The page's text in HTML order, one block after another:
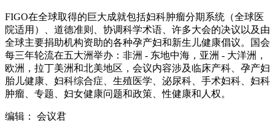
FIGO在全球取得的巨大成就包括妇科肿瘤分期系统（全球医
院适用）、道德准则、协调科学术语、许多大会的决议以及由
全球主要捐助机构资助的各种孕产妇和新生儿健康倡议。国会
每三年轮流在五大洲举办：非洲 - 东地中海，亚洲 - 大洋洲，
欧洲，拉丁美洲和北美地区，会议内容涉及临床产科、孕产妇
胎儿健康、妇科综合症、生殖医学、泌尿科、手术妇科、妇科
肿瘤、专题、妇女健康问题和政策、性健康和人权。
编辑： 会议君